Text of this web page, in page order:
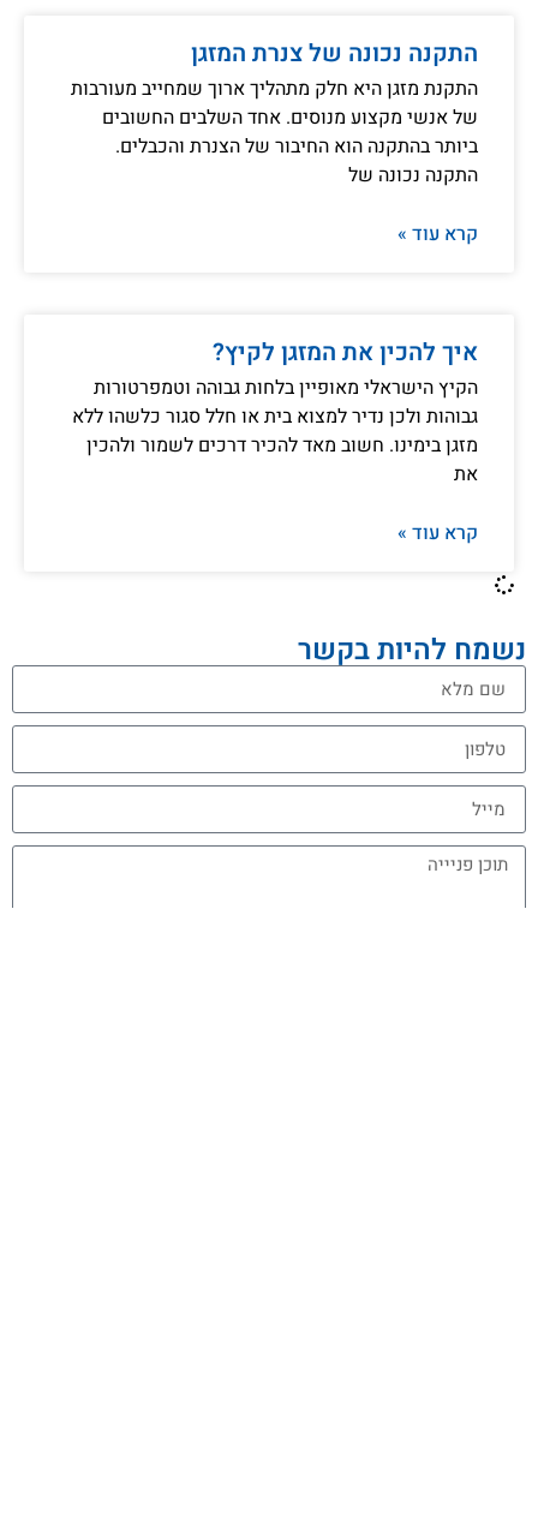
התקנה נכונה של צנרת המזגן
התקנת מזגן היא חלק מתהליך ארוך שמחייב מעורבות
של אנשי מקצוע מנוסים. אחד השלבים החשובים
ביותר בהתקנה הוא החיבור של הצנרת והכבלים.
התקנה נכונה של
קרא עוד »
איך להכין את המזגן לקיץ?
הקיץ הישראלי מאופיין בלחות גבוהה וטמפרטורות
גבוהות ולכן נדיר למצוא בית או חלל סגור כלשהו ללא
מזגן בימינו. חשוב מאד להכיר דרכים לשמור ולהכין
את
קרא עוד »
נשמח להיות בקשר